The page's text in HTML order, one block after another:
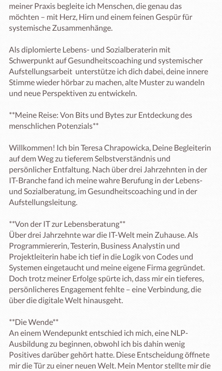
meiner Praxis begleite ich Menschen, die genau das
möchten – mit Herz, Hirn und einem feinen Gespür für
systemische Zusammenhänge.
Als diplomierte Lebens- und Sozialberaterin mit
Schwerpunkt auf Gesundheitscoaching und systemischer
Aufstellungsarbeit  unterstütze ich dich dabei, deine innere
Stimme wieder hörbar zu machen, alte Muster zu wandeln
und neue Perspektiven zu entwickeln.
**Meine Reise: Von Bits und Bytes zur Entdeckung des
menschlichen Potenzials**
Willkommen! Ich bin Teresa Chrapowicka, Deine Begleiterin
auf dem Weg zu tieferem Selbstverständnis und
persönlicher Entfaltung. Nach über drei Jahrzehnten in der
IT-Branche fand ich meine wahre Berufung in der Lebens-
und Sozialberatung, im Gesundheitscoaching und in der
Aufstellungsleitung.
**Von der IT zur Lebensberatung**
Über drei Jahrzehnte war die IT-Welt mein Zuhause. Als
Programmiererin, Testerin, Business Analystin und
Projektleiterin habe ich tief in die Logik von Codes und
Systemen eingetaucht und meine eigene Firma gegründet.
Doch trotz meiner Erfolge spürte ich, dass mir ein tieferes,
persönlicheres Engagement fehlte – eine Verbindung, die
über die digitale Welt hinausgeht.
**Die Wende**
An einem Wendepunkt entschied ich mich, eine NLP-
Ausbildung zu beginnen, obwohl ich bis dahin wenig
Positives darüber gehört hatte. Diese Entscheidung öffnete
mir die Tür zu einer neuen Welt. Mein Mentor stellte mir die